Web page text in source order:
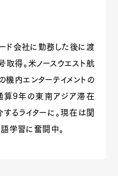
ド会社に勤務した後に渡
取得。米ノースウエスト航
内エンターテイメントの
算9年の東南アジア滞在
るライターに。現在は関
学習に奮闘中。